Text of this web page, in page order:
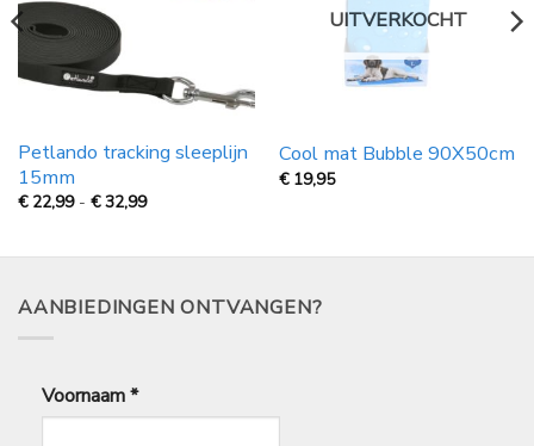
Petlando tracking sleeplijn
15mm
€ 22,99 - €32,99Prijsklasse:
€
UITVERKOCHT
Cool mat Bubble 90X50cm
€ 19,95
AANBIEDINGEN ONTVANGEN?
Voornaam*